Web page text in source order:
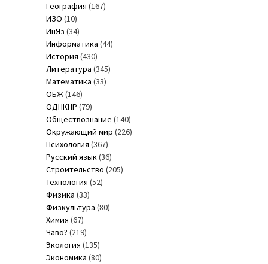
География (167)
ИЗО (10)
ИнЯз (34)
Информатика (44)
История (430)
Литература (345)
Математика (33)
ОБЖ(146)
ОДНКНР (79)
Обществознание (140)
Окружающий мир (226)
Психология (367)
Русский язык(36)
Строительство (205)
Технология (52)
Физика (33)
Физкультура (80)
Химия (67)
Чаво? (219)
Экология (135)
Экономика (80)